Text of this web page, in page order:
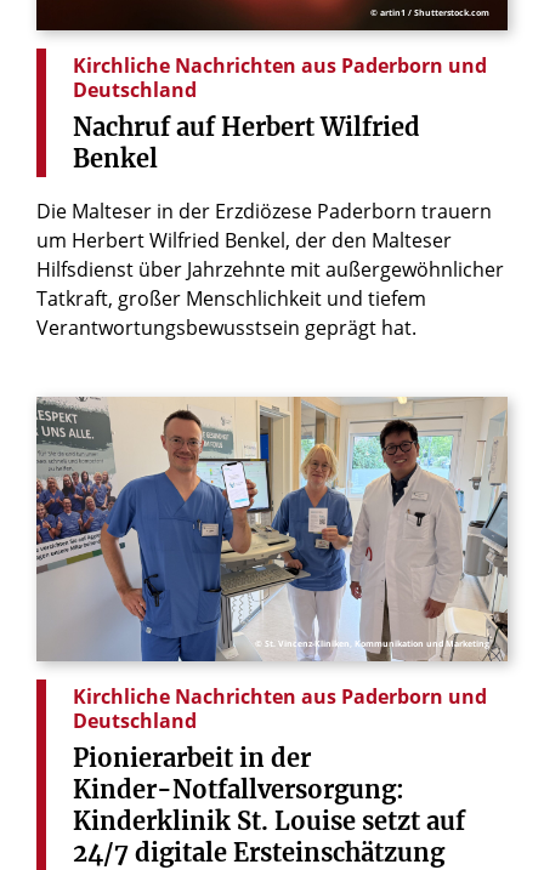
© artin1 / Shutterstock.com
Kirchliche Nachrichten aus Paderborn und
Deutschland
Nachruf auf Herbert Wilfried
Benkel
Die Malteser in der Erzdiözese Paderborn trauern
um Herbert Wilfried Benkel, der den Malteser
Hilfsdienst über Jahrzehnte mit außergewöhnlicher
Tatkraft, großer Menschlichkeit und tiefem
Verantwortungsbewusstsein geprägt hat.
© St. Vincenz-Kliniken, Kommunikation und Marketing
Kirchliche Nachrichten aus Paderborn und
Deutschland
Pionierarbeit in der
Kinder-Notfallversorgung:
Kinderklinik St. Louise setzt auf
24/7 digitale Ersteinschätzung